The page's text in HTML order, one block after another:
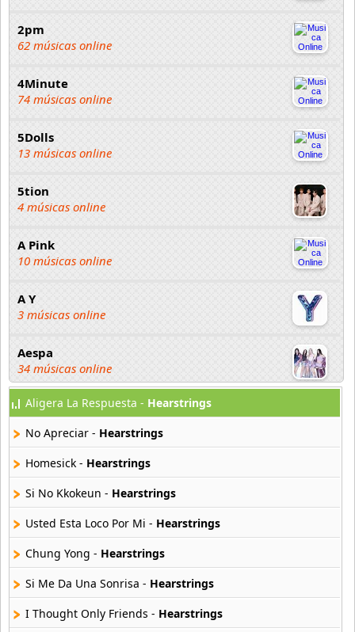
2pm
62 músicas online
4Minute
74 músicas online
5Dolls
13 músicas online
5tion
4 músicas online
A Pink
10 músicas online
A Y
3 músicas online
Aespa
34 músicas online
Afther School
34 músicas online
Ali
3 músicas online
13 músicas online
B1A4
21 músicas online
B2st
Aligera La Respuesta - Hearstrings
No Apreciar - Hearstrings
Homesick - Hearstrings
Si No Kkokeun - Hearstrings
Usted Esta Loco Por Mi - Hearstrings
Chung Yong - Hearstrings
Si Me Da Una Sonrisa - Hearstrings
I Thought Only Friends - Hearstrings